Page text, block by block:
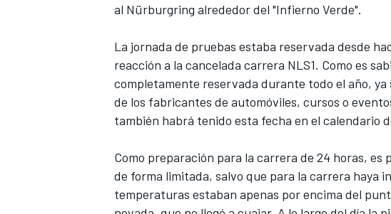
al Nürburgring alrededor del "Infierno Verde".
La jornada de pruebas estaba reservada desde
reacción a la cancelada carrera NLS1. Como es
completamente reservada durante todo el año,
de los fabricantes de automóviles, cursos o
también habrá tenido esta fecha en el calendario
Como preparación para la carrera de 24 horas, es
de forma limitada, salvo que para la carrera haya
temperaturas estaban apenas por encima del